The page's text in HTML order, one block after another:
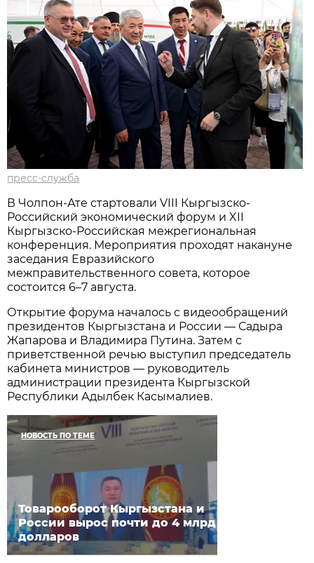
пресс-служба
В Чолпон-Ате стартовали VIII Кыргызско-
Российский экономический форум и XII
Кыргызско-Российская межрегиональная
конференция. Мероприятия проходят накануне
заседания Евразийского
межправительственного совета, которое
состоится 6–7 августа.
Открытие форума началось с видеообращений
президентов Кыргызстана и России — Садыра
Жапарова и Владимира Путина. Затем с
приветственной речью выступил председатель
кабинета министров — руководитель
администрации президента Кыргызской
Республики Адылбек Касымалиев.
НОВОСТЬ ПО ТЕМЕ
Товарооборот Кыргызстана и
России вырос почти до 4 млрд
долларов